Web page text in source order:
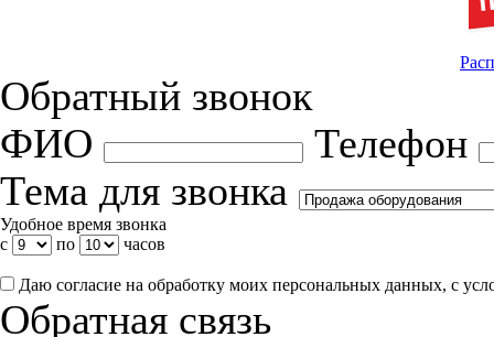
Обратный звонок
ФИО
Телефон
Тема для звонка
Удобное время звонка
с
по часов
Даю согласие на обработку моих персональных данных, с
Обратная связь